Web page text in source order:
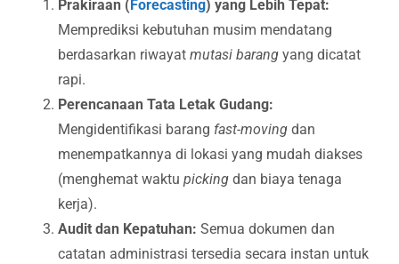
Prakiraan (Forecasting) yang Lebih Tepat:
Memprediksi kebutuhan musim mendatang
berdasarkan riwayat mutasi barang yang dicatat
rapi.
Perencanaan Tata Letak Gudang:
Mengidentifikasi barang fast-moving dan
menempatkannya di lokasi yang mudah diakses
(menghemat waktu picking dan biaya tenaga
kerja).
Audit dan Kepatuhan: Semua dokumen dan
catatan administrasi tersedia secara instan untuk